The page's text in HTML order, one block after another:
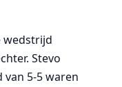
wedstrijd
Stevo
5-5 waren